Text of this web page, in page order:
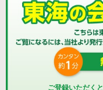
ご登録いただくと